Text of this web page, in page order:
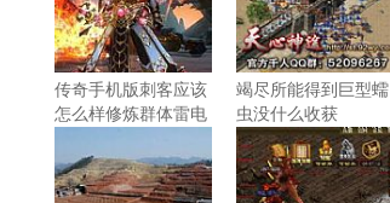
传奇手机版刺客应该
怎么样修炼群体雷电
竭尽所能得到巨型蠕
虫没什么收获